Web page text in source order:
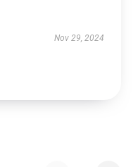
Nov 29, 2024